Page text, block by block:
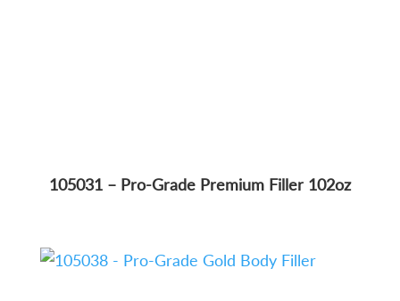
105031 – Pro-Grade Premium Filler 102oz